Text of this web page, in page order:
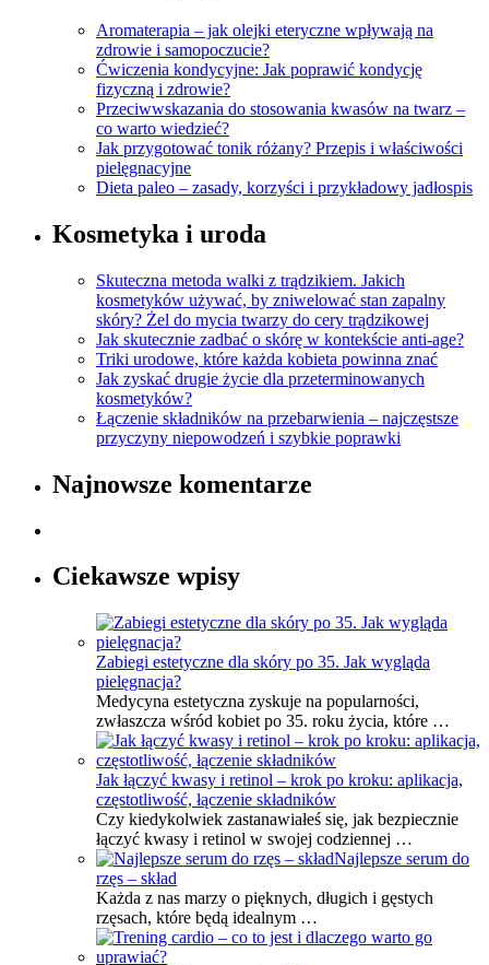
Aromaterapia – jak olejki eteryczne wpływają na
zdrowie i samopoczucie?
Ćwiczenia kondycyjne: Jak poprawić kondycję
fizyczną i zdrowie?
Przeciwwskazania do stosowania kwasów na twarz –
co warto wiedzieć?
Jak przygotować tonik różany? Przepis i właściwości
pielęgnacyjne
Dieta paleo – zasady, korzyści i przykładowy jadłospis
Kosmetyka i uroda
Skuteczna metoda walki z trądzikiem. Jakich
kosmetyków używać, by zniwelować stan zapalny
skóry? Żel do mycia twarzy do cery trądzikowej
Jak skutecznie zadbać o skórę w kontekście anti-age?
Triki urodowe, które każda kobieta powinna znać
Jak zyskać drugie życie dla przeterminowanych
kosmetyków?
Łączenie składników na przebarwienia – najczęstsze
przyczyny niepowodzeń i szybkie poprawki
Najnowsze komentarze
Ciekawsze wpisy
Zabiegi estetyczne dla skóry po 35. Jak wygląda
pielęgnacja?
Medycyna estetyczna zyskuje na popularności,
zwłaszcza wśród kobiet po 35. roku życia, które …
Jak łączyć kwasy i retinol – krok po kroku: aplikacja,
częstotliwość, łączenie składników
Czy kiedykolwiek zastanawiałeś się, jak bezpiecznie
łączyć kwasy i retinol w swojej codziennej …
Najlepsze serum do
rzęs – skład
Każda z nas marzy o pięknych, długich i gęstych
rzęsach, które będą idealnym …